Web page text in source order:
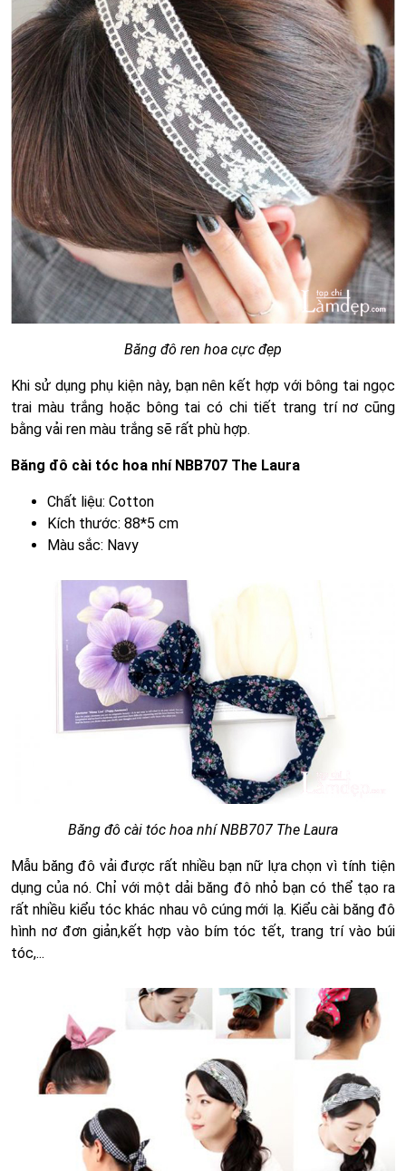
Băng đô ren hoa cực đẹp
Khi sử dụng phụ kiện này, bạn nên kết hợp với bông tai ngọc
trai màu trắng hoặc bông tai có chi tiết trang trí nơ cũng
bằng vải ren màu trắng sẽ rất phù hợp.
Băng đô cài tóc hoa nhí NBB707 The Laura
Chất liệu: Cotton
Kích thước: 88*5 cm
Màu sắc: Navy
Băng đô cài tóc hoa nhí NBB707 The Laura
Mẫu băng đô vải được rất nhiều bạn nữ lựa chọn vì tính tiện
dụng của nó. Chỉ với một dải băng đô nhỏ bạn có thể tạo ra
rất nhiều kiểu tóc khác nhau vô cúng mới lạ. Kiểu cài băng đô
hình nơ đơn giản,kết hợp vào bím tóc tết, trang trí vào búi
tóc,...